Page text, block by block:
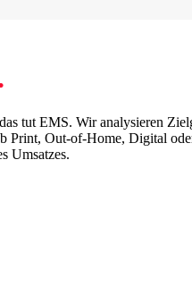
tut EMS. Wir analysieren
Print, Out-of-Home, Digital
Umsatzes.